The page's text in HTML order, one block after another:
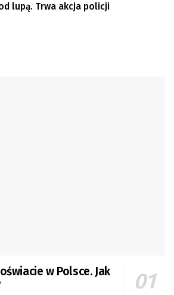
lupą. Trwa akcja policji
w Polsce. Jak